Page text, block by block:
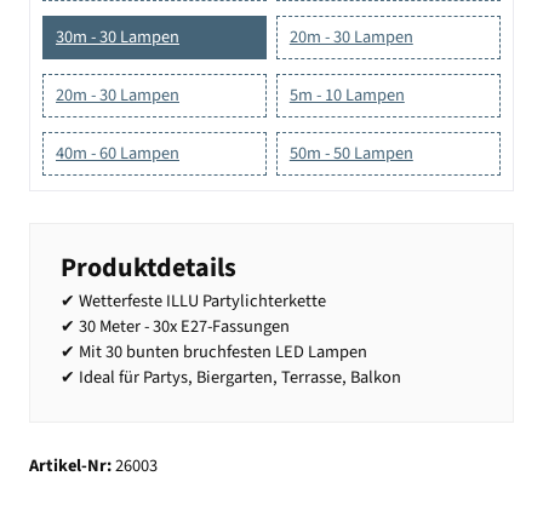
30m - 30 Lampen 20m - 30 Lampen
20m - 30 Lampen 5m - 10 Lampen
40m - 60 Lampen 50m - 50 Lampen
Produktdetails
✔ Wetterfeste ILLU Partylichterkette
✔ 30 Meter - 30x E27-Fassungen
✔ Mit 30 bunten bruchfesten LED Lampen
✔ Ideal für Partys, Biergarten, Terrasse, Balkon
Artikel-Nr:26003